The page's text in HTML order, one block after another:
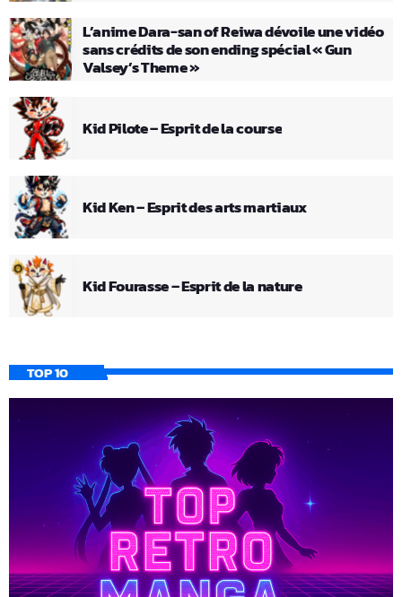
L’anime Dara-san of Reiwa dévoile une vidéo
sans crédits de son ending spécial « Gun
Valsey’s Theme »
Kid Pilote – Esprit de la course
Kid Ken – Esprit des arts martiaux
Kid Fourasse – Esprit de la nature
TOP 10